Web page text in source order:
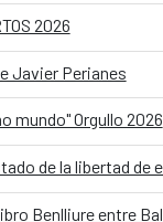
2026
Javier Perianes
mundo" Orgullo 2026